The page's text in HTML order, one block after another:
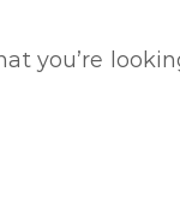
you’re